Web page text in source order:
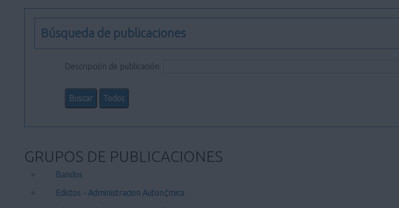
Búsqueda de publicaciones
Descripción de publicación
GRUPOS DE PUBLICACIONES
Bandos
Edictos - Administracion Auton¢mica